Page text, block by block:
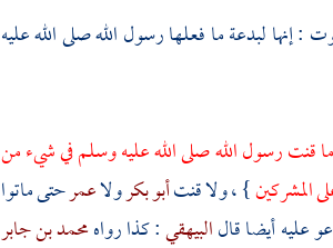
: إنها لبدعة ما فعلها رسول الله صلى الله عليه
ما قنت رسول الله صلى الله عليه وسلم في شيء من
المشركين} ، ولا قنتأبو بكرولاعمرحتى ماتوا
عليه أيضا قالالبيهقي: كذا رواهمحمد بن جابر